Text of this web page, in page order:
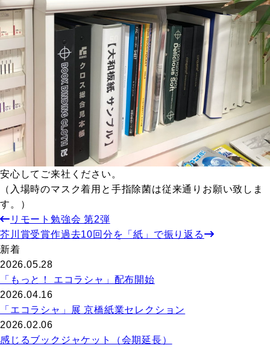
安心してご来社ください。
（入場時のマスク着用と手指除菌は従来通りお願い致しま
す。）
リモート勉強会 第2弾
芥川賞受賞作過去10回分を「紙」で振り返る
新着
2026.05.28
「もっと！ エコラシャ」配布開始
2026.04.16
「エコラシャ」展 京橋紙業セレクション
2026.02.06
感じるブックジャケット（会期延長）